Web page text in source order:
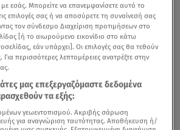
με εσάς. Μπορείτε να επανεμφανίσετε αυτό το
επιλογές σας ή να αποσύρετε τη συναίνεσή σας
τον σύνδεσμο Διαχείριση προτιμήσεων στο
[ή το αιωρούμενο εικονίδιο στο κάτω
εάν υπάρχει]. Οι επιλογές σας θα τεθούν
περισσότερες λεπτομέρειες ανατρέξτε στην
μας επεξεργαζόμαστε δεδομένα
τα εξής:
γεωεντοπισμού. Ακριβής σάρωση
για αναγνώριση ταυτότητας. Αποθήκευση ή/